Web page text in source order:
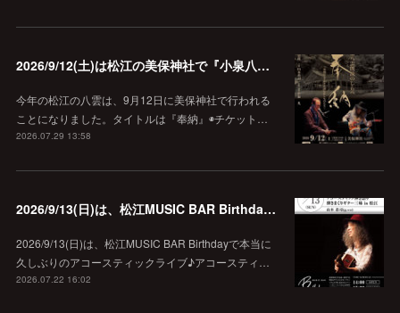
2026/9/12(土)は松江の美保神社で『小泉八雲朗読のしらべ』
今年の松江の八雲は、9月12日に美保神社で行われる
ことになりました。タイトルは『奉納』◉チケット…
2026.07.29 13:58
2026/9/13(日)は、松江MUSIC BAR Birthdayでアコースティック弾き語り弾きまくりギター三昧♪
2026/9/13(日)は、松江MUSIC BAR Birthdayで本当に
久しぶりのアコースティックライブ♪アコースティ…
2026.07.22 16:02